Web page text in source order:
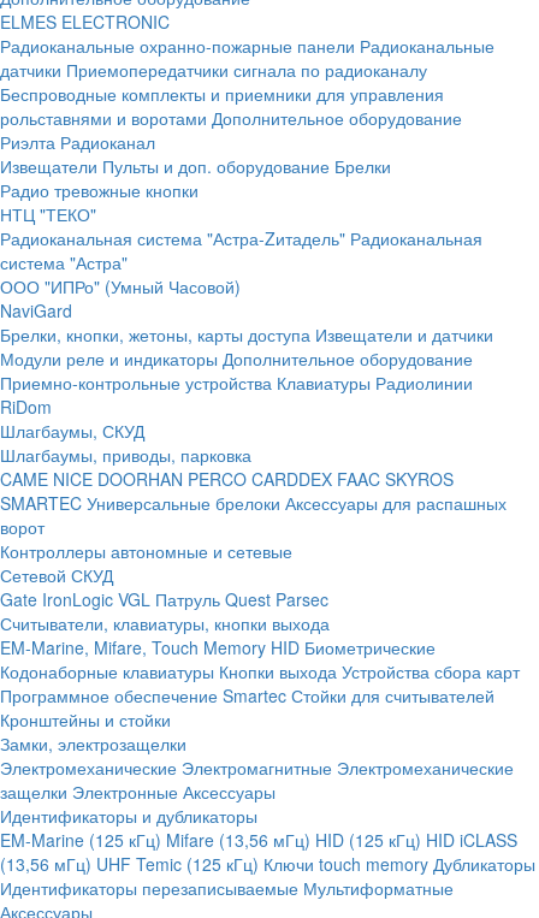
ELMES ELECTRONIC
Радиоканальные охранно-пожарные панели Радиоканальные
датчики Приемопередатчики сигнала по радиоканалу
Беспроводные комплекты и приемники для управления
рольставнями и воротами Дополнительное оборудование
Риэлта Радиоканал
Извещатели Пульты и доп. оборудование Брелки
Радио тревожные кнопки
НТЦ "ТЕКО"
Радиоканальная система "Астра-Zитадель" Радиоканальная
система "Астра"
ООО "ИПРо" (Умный Часовой)
NaviGard
Брелки, кнопки, жетоны, карты доступа Извещатели и датчики
Модули реле и индикаторы Дополнительное оборудование
Приемно-контрольные устройства Клавиатуры Радиолинии
RiDom
Шлагбаумы, СКУД
Шлагбаумы, приводы, парковка
CAME NICE DOORHAN PERCO CARDDEX FAAC SKYROS
SMARTEC Универсальные брелоки Аксессуары для распашных
ворот
Контроллеры автономные и сетевые
Сетевой СКУД
Gate IronLogic VGL Патруль Quest Parsec
Считыватели, клавиатуры, кнопки выхода
EM-Marine, Mifare, Touch Memory HID Биометрические
Кодонаборные клавиатуры Кнопки выхода Устройства сбора карт
Программное обеспечение Smartec Стойки для считывателей
Кронштейны и стойки
Замки, электрозащелки
Электромеханические Электромагнитные Электромеханические
защелки Электронные Аксессуары
Идентификаторы и дубликаторы
EM-Marine (125 кГц) Mifare (13,56 мГц) HID (125 кГц) HID iCLASS
(13,56 мГц) UHF Temic (125 кГц) Ключи touch memory Дубликаторы
Идентификаторы перезаписываемые Мультиформатные
Аксессуары